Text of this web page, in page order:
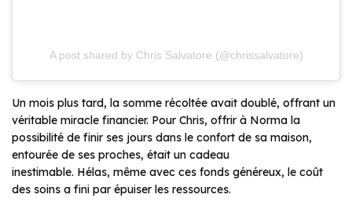
A post shared by Chris Salvatore (@chrissalvatore)
Un mois plus tard, la somme récoltée avait doublé, offrant un
véritable miracle financier. Pour Chris, offrir à Norma la
possibilité de finir ses jours dans le confort de sa maison,
entourée de ses proches, était un cadeau
inestimable. Hélas, même avec ces fonds généreux, le coût
des soins a fini par épuiser les ressources.